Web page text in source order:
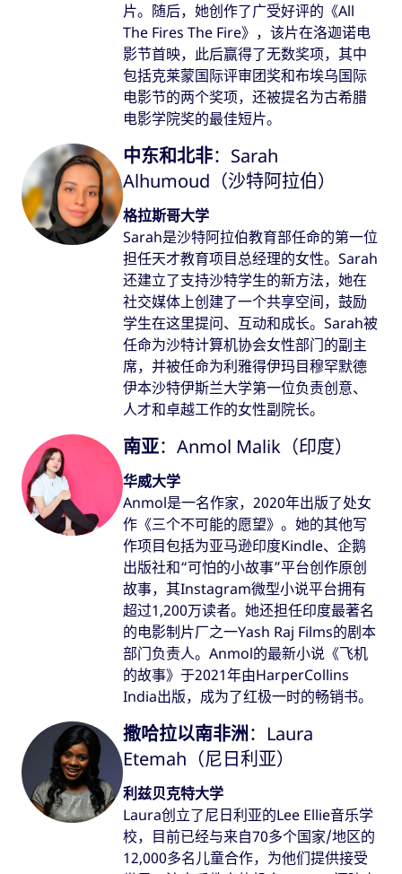
片。随后，她创作了广受好评的《All
The Fires The Fire》，该片在洛迦诺电
影节首映，此后赢得了无数奖项，其中
包括克莱蒙国际评审团奖和布埃乌国际
电影节的两个奖项，还被提名为古希腊
电影学院奖的最佳短片。
格拉斯哥大学
Sarah是沙特阿拉伯教育部任命的第一位
担任天才教育项目总经理的女性。Sarah
还建立了支持沙特学生的新方法，她在
社交媒体上创建了一个共享空间，鼓励
学生在这里提问、互动和成长。Sarah被
任命为沙特计算机协会女性部门的副主
席，并被任命为利雅得伊玛目穆罕默德
伊本沙特伊斯兰大学第一位负责创意、
人才和卓越工作的女性副院长。
中东和北非：Sarah
Alhumoud（沙特阿拉伯）
华威大学
Anmol是一名作家，2020年出版了处女
作《三个不可能的愿望》。她的其他写
作项目包括为亚马逊印度Kindle、企鹅
出版社和“可怕的小故事”平台创作原创
故事，其Instagram微型小说平台拥有
超过1,200万读者。她还担任印度最著名
的电影制片厂之一Yash Raj Films的剧本
部门负责人。Anmol的最新小说《飞机
的故事》于2021年由HarperCollins
India出版，成为了红极一时的畅销书。
南亚：Anmol Malik（印度）
利兹贝克特大学
Laura创立了尼日利亚的Lee Ellie音乐学
校，目前已经与来自70多个国家/地区的
12,000多名儿童合作，为他们提供接受
撒哈拉以南非洲：Laura
Etemah（尼日利亚）